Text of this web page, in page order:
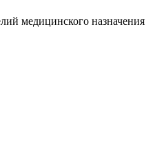
медицинского назначения